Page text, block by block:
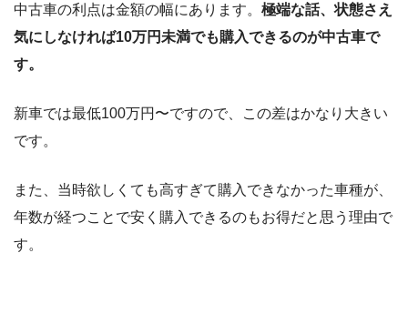
中古車の利点は金額の幅にあります。 極端な話、状態さえ
気にしなければ10万円未満でも購入できるのが中古車で
す。
新車では最低100万円〜ですので、この差はかなり大きい
です。
また、当時欲しくても高すぎて購入できなかった車種が、
年数が経つことで安く購入できるのもお得だと思う理由で
す。